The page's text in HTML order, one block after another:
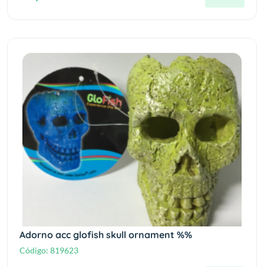
Adorno acc glofish skull ornament %%
Código: 819623